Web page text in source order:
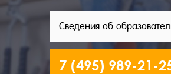
Сведения об
7 (495) 989-21-